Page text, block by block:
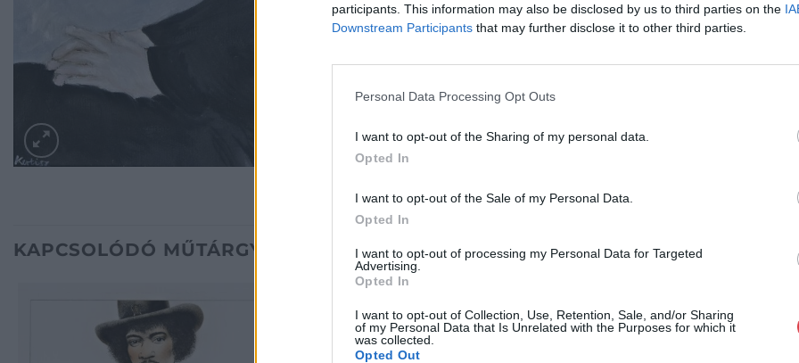
participants. This information may also be disclosed by us to third parties on the
Downstream Participants that may further disclose it to other third parties.
Personal Data Processing Opt Outs
I want to opt-out of the Sharing of my personal data.
Opted In
I want to opt-out of the Sale of my Personal Data.
Opted In
I want to opt-out of processing my Personal Data for Targeted
Advertising.
Opted In
I want to opt-out of Collection, Use, Retention, Sale, and/or Sharing
of my Personal Data that Is Unrelated with the Purposes for which it
was collected.
Opted Out
GALÉRIA TOVÁBBI MŰTÁRGYAI
KAPCSOLÓDÓ MŰTÁRGYAK